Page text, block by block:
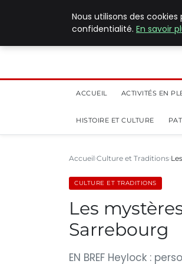
ACCUEIL ACTIVITÉS EN
HISTOIRE ET CULTURE
Accueil Culture et Traditions
CULTURE ET TRADITIONS
Les
Sarrebourg
EN BREF Heylock :
Nous utilisons des
confidentialité. En savoir